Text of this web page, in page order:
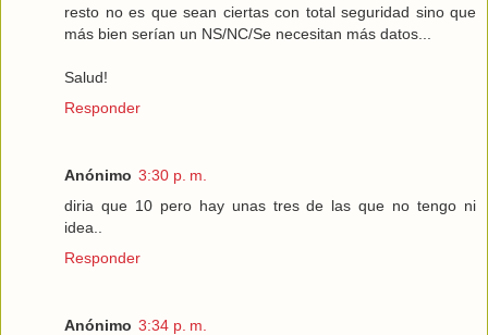
resto no es que sean ciertas con total seguridad sino que
más bien serían un NS/NC/Se necesitan más datos...
Salud!
Responder
Anónimo 3:30 p. m.
diria que 10 pero hay unas tres de las que no tengo ni
idea..
Responder
Anónimo 3:34 p. m.